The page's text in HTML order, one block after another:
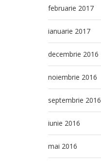
februarie 2017
ianuarie 2017
decembrie 2016
noiembrie 2016
septembrie 2016
iunie 2016
mai 2016